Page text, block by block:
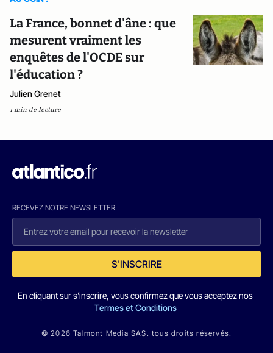
La France, bonnet d'âne : que
mesurent vraiment les
enquêtes de l'OCDE sur
l'éducation ?
Julien Grenet
1 min de lecture
RECEVEZ NOTRE NEWSLETTER
S'INSCRIRE
En cliquant sur s'inscrire, vous confirmez que vous acceptez nos
Termes et Conditions
© 2026 Talmont Media SAS. tous droits réservés.